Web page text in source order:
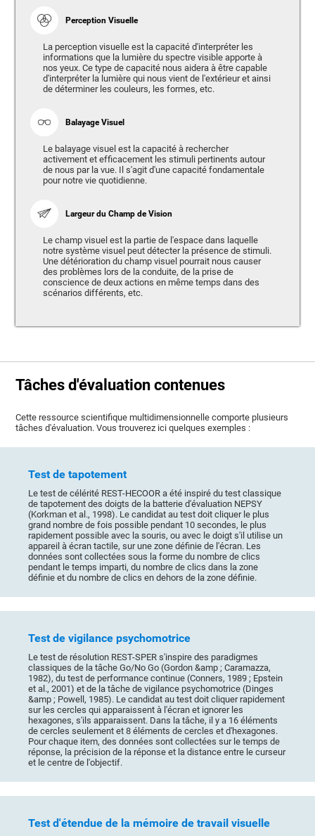
Perception Visuelle
La perception visuelle est la capacité d'interpréter les
informations que la lumière du spectre visible apporte à
nos yeux. Ce type de capacité nous aidera à être capable
d'interpréter la lumière qui nous vient de l'extérieur et ainsi
de déterminer les couleurs, les formes, etc.
Balayage Visuel
Le balayage visuel est la capacité à rechercher
activement et efficacement les stimuli pertinents autour
de nous par la vue. Il s'agit d'une capacité fondamentale
pour notre vie quotidienne.
Largeur du Champ de Vision
Le champ visuel est la partie de l'espace dans laquelle
notre système visuel peut détecter la présence de stimuli.
Une détérioration du champ visuel pourrait nous causer
des problèmes lors de la conduite, de la prise de
conscience de deux actions en même temps dans des
scénarios différents, etc.
Tâches d'évaluation contenues
Cette ressource scientifique multidimensionnelle comporte plusieurs
tâches d'évaluation. Vous trouverez ici quelques exemples :
Test de tapotement
Le test de célérité REST-HECOOR a été inspiré du test classique
de tapotement des doigts de la batterie d'évaluation NEPSY
(Korkman et al., 1998). Le candidat au test doit cliquer le plus
grand nombre de fois possible pendant 10 secondes, le plus
rapidement possible avec la souris, ou avec le doigt s'il utilise un
appareil à écran tactile, sur une zone définie de l'écran. Les
données sont collectées sous la forme du nombre de clics
pendant le temps imparti, du nombre de clics dans la zone
définie et du nombre de clics en dehors de la zone définie.
Test de vigilance psychomotrice
Le test de résolution REST-SPER s'inspire des paradigmes
classiques de la tâche Go/No Go (Gordon &amp ; Caramazza,
1982), du test de performance continue (Conners, 1989 ; Epstein
et al., 2001) et de la tâche de vigilance psychomotrice (Dinges
&amp ; Powell, 1985). Le candidat au test doit cliquer rapidement
sur les cercles qui apparaissent à l'écran et ignorer les
hexagones, s'ils apparaissent. Dans la tâche, il y a 16 éléments
de cercles seulement et 8 éléments de cercles et d'hexagones.
Pour chaque item, des données sont collectées sur le temps de
réponse, la précision de la réponse et la distance entre le curseur
et le centre de l'objectif.
Test d'étendue de la mémoire de travail visuelle